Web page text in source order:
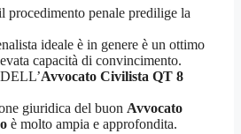
procedimento penale predilige la
ideale è in genere è un ottimo
capacità di convincimento.
Avvocato Civilista QT 8
giuridica del buon Avvocato
è molto ampia e approfondita.